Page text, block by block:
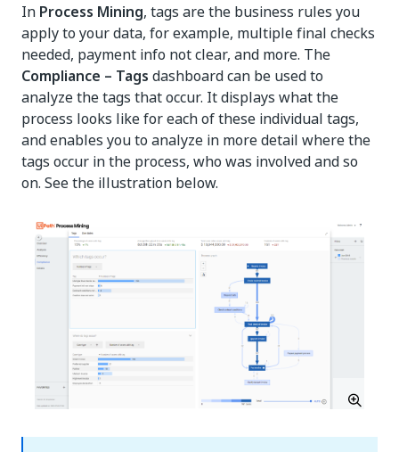
In Process Mining, tags are the business rules you
apply to your data, for example, multiple final checks
needed, payment info not clear, and more. The
Compliance – Tags dashboard can be used to
analyze the tags that occur. It displays what the
process looks like for each of these individual tags,
and enables you to analyze in more detail where the
tags occur in the process, who was involved and so
on. See the illustration below.